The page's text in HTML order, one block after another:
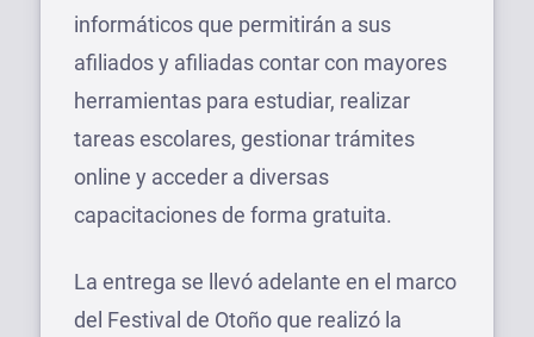
informáticos que permitirán a sus
afiliados y afiliadas contar con mayores
herramientas para estudiar, realizar
tareas escolares, gestionar trámites
online y acceder a diversas
capacitaciones de forma gratuita.
La entrega se llevó adelante en el marco
del Festival de Otoño que realizó la